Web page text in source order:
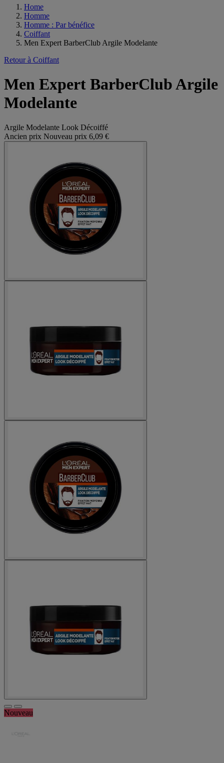
Home
Homme
Homme : Par bénéfice
Coiffant
Men Expert BarberClub Argile Modelante
Retour à Coiffant
Men Expert BarberClub Argile
Modelante
Argile Modelante Look Décoiffé
Ancien prix Nouveau prix 6,09 €
Nouveau